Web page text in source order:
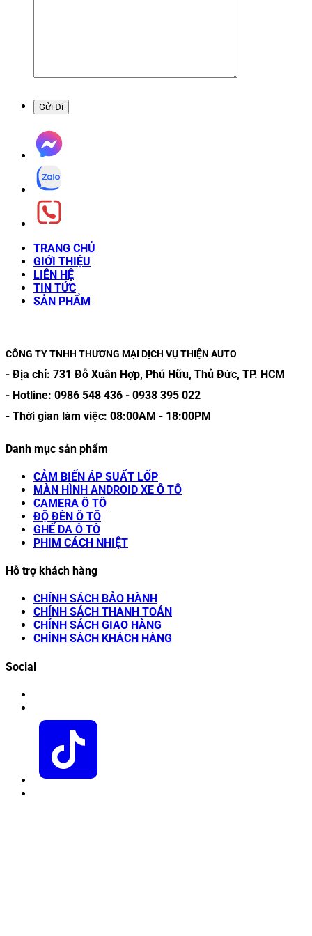
TRANG CHỦ
GIỚI THIỆU
LIÊN HỆ
TIN TỨC
SẢN PHẨM
CÔNG TY TNHH THƯƠNG MẠI DỊCH VỤ THIỆN AUTO
- Địa chỉ: 731 Đỗ Xuân Hợp, Phú Hữu, Thủ Đức, TP. HCM
- Hotline: 0986 548 436 - 0938 395 022
- Thời gian làm việc: 08:00AM - 18:00PM
Danh mục sản phẩm
CẢM BIẾN ÁP SUẤT LỐP
MÀN HÌNH ANDROID XE Ô TÔ
CAMERA Ô TÔ
ĐỘ ĐÈN Ô TÔ
GHẾ DA Ô TÔ
PHIM CÁCH NHIỆT
Hỗ trợ khách hàng
CHÍNH SÁCH BẢO HÀNH
CHÍNH SÁCH THANH TOÁN
CHÍNH SÁCH GIAO HÀNG
CHÍNH SÁCH KHÁCH HÀNG
Social